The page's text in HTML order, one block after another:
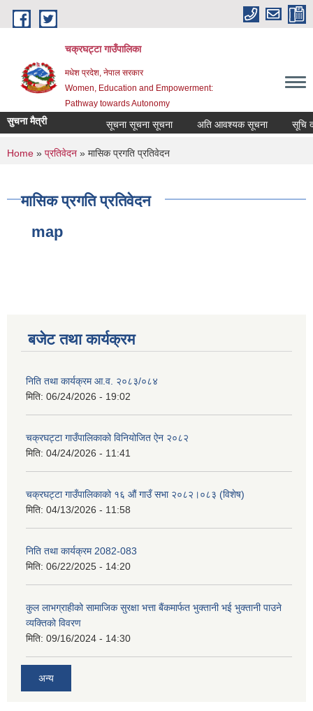
Skip to main content
चक्रघट्टा गाउँपालिका
मधेश प्रदेश, नेपाल सरकार
Women, Education and Empowerment:
Pathway towards Autonomy
सुचना मैत्री सूचना सूचना सूचना अति आवश्यक सूचना सूचि
You are here
Home » प्रतिवेदन » मासिक प्रगति प्रतिवेदन
मासिक प्रगति प्रतिवेदन
map
बजेट तथा कार्यक्रम
निति तथा कार्यक्रम आ‍.व. २०८३/०८४
मिति: 06/24/2026 - 19:02
चक्रघट्टा गाउँपालिकाको विनियोजित ऐन २०८२
मिति: 04/24/2026 - 11:41
चक्रघट्टा गाउँपालिकाको १६ औं गाउँ सभा २०८२।०८३ (विशेष)
मिति: 04/13/2026 - 11:58
निति तथा कार्यक्रम 2082-083
मिति: 06/22/2025 - 14:20
कुल लाभग्राहीको सामाजिक सुरक्षा भत्ता बैंकमार्फत भुक्तानी भई भुक्तानी पाउने
व्यक्तिको विवरण
मिति: 09/16/2024 - 14:30
अन्य